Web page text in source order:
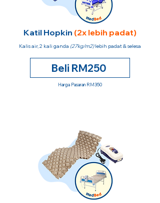
Katil Hopkin (2x lebih padat)
Kalis air, 2 kali ganda (27kg/m2)lebih padat & selesa
Beli RM250
Harga Pasaran RM350